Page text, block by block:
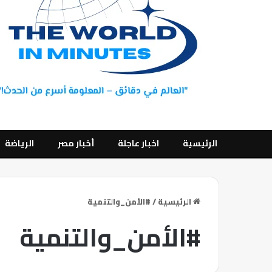
الرئيسية اخبار عاجلة أخبار مصر الرياضة
الرئيسية/#الأمن_والتنمية
#الأمن_والتنمية